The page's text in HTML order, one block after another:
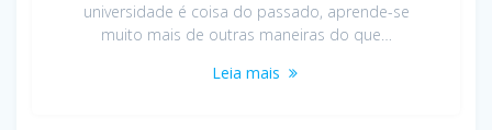
universidade é coisa do passado, aprende-se
muito mais de outras maneiras do que…
Leia mais